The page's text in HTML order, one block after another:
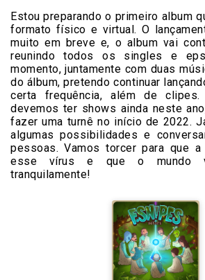
Estou preparando o primeiro album
formato físico e virtual. O
muito em breve e, o album vai
reunindo todos os singles e
momento, juntamente com duas
do álbum, pretendo continuar
certa frequência, além de clipes.
devemos ter shows ainda neste
fazer uma turnê no início de 2022.
algumas possibilidades e
pessoas. Vamos torcer para que
esse vírus e que o mundo
tranquilamente!